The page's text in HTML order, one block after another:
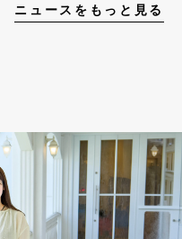
ニュースをもっと見る